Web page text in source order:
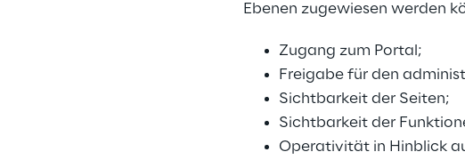
Ebenen zugewiesen werden
Zugang zum Portal;
Freigabe für den
Sichtbarkeit der Seiten;
Sichtbarkeit der
Operativität in Hinblick